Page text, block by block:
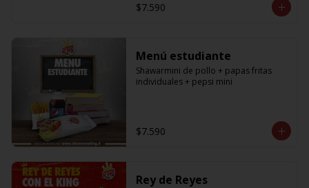
$7.590
Menú estudiante
Shawarmini de pollo + papas fritas
individuales + pepsi mini
$7.590
Rey de Reyes